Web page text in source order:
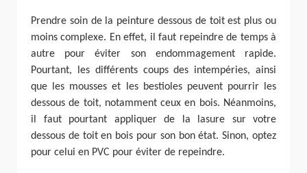
Prendre soin de la peinture dessous de toit est plus ou
moins complexe. En effet, il faut repeindre de temps à
autre pour éviter son endommagement rapide.
Pourtant, les différents coups des intempéries, ainsi
que les mousses et les bestioles peuvent pourrir les
dessous de toit, notamment ceux en bois. Néanmoins,
il faut pourtant appliquer de la lasure sur votre
dessous de toit en bois pour son bon état. Sinon, optez
pour celui en PVC pour éviter de repeindre.